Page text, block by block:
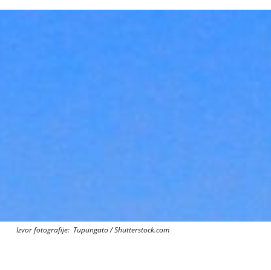
Izvor fotografije: Tupungato / Shutterstock.com